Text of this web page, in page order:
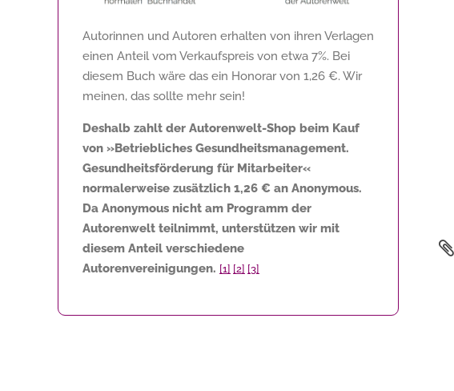
Autorinnen und Autoren erhalten von ihren Verlagen
einen Anteil vom Verkaufspreis von etwa 7%. Bei
diesem Buch wäre das ein Honorar von 1,26 €. Wir
meinen, das sollte mehr sein!
Deshalb zahlt der Autorenwelt-Shop beim Kauf
von »Betriebliches Gesundheitsmanagement.
Gesundheitsförderung für Mitarbeiter«
normalerweise zusätzlich 1,26 € an Anonymous.
Da Anonymous nicht am Programm der
Autorenwelt teilnimmt, unterstützen wir mit
diesem Anteil verschiedene
Autorenvereinigungen. [1] [2] [3]